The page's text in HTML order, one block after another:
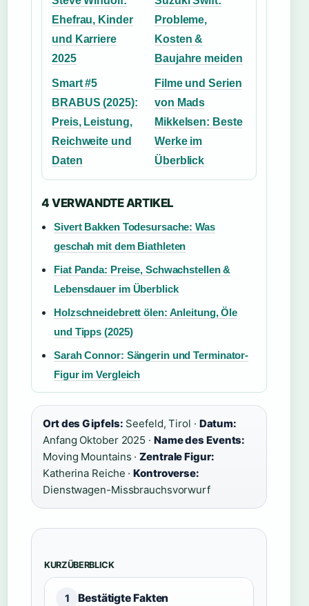
Ehefrau, Kinder
und Karriere
2025
Probleme,
Kosten &
Baujahre meiden
Smart #5
BRABUS (2025):
Preis, Leistung,
Reichweite und
Daten
Filme und Serien
von Mads
Mikkelsen: Beste
Werke im
Überblick
4 VERWANDTE ARTIKEL
Sivert Bakken Todesursache: Was
geschah mit dem Biathleten
Fiat Panda: Preise, Schwachstellen &
Lebensdauer im Überblick
Holzschneidebrett ölen: Anleitung, Öle
und Tipps (2025)
Sarah Connor: Sängerin und Terminator-
Figur im Vergleich
Ort des Gipfels: Seefeld, Tirol · Datum:
Anfang Oktober 2025 · Name des Events:
Moving Mountains ·Zentrale Figur:
Katherina Reiche ·Kontroverse:
Dienstwagen-Missbrauchsvorwurf
KURZÜBERBLICK
1 Bestätigte Fakten